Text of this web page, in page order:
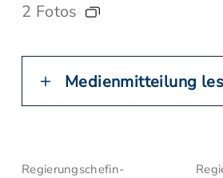
2 Fotos
Medienmitteilung
Regierungschefin-